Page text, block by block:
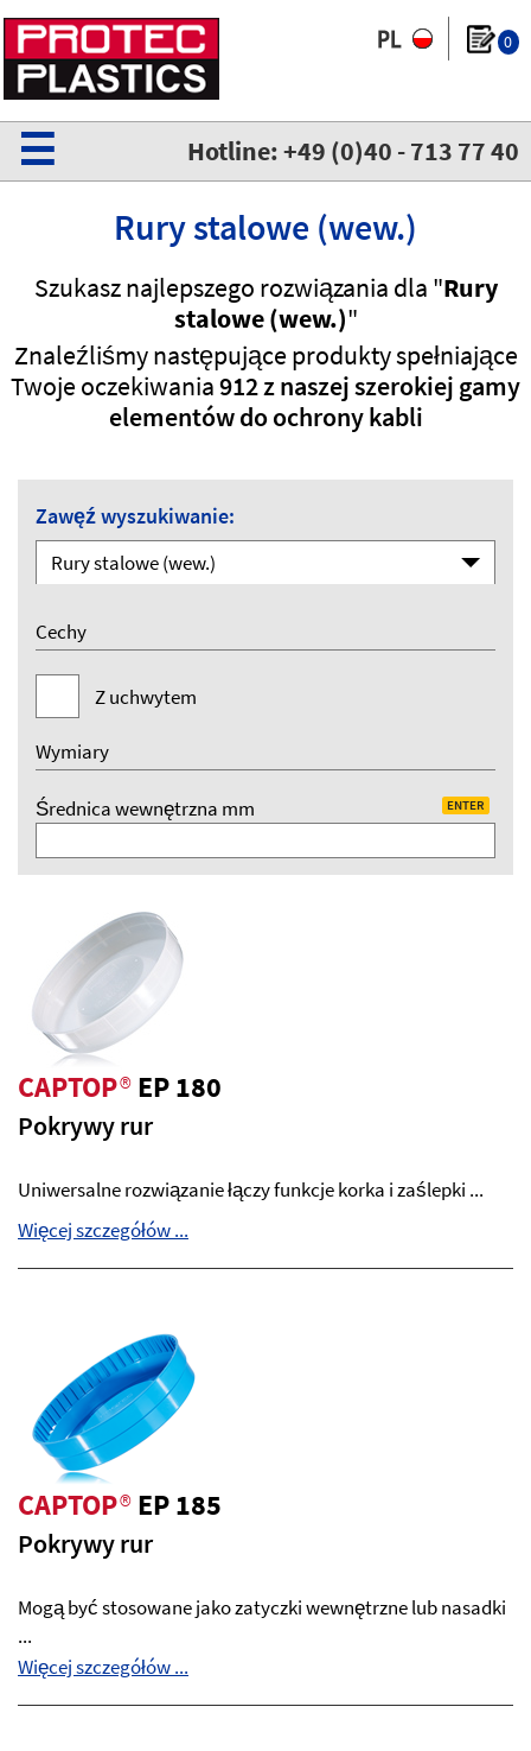
0
Hotline: +49 (0)40 - 713 77 40
☰
Rury stalowe (wew.)
Szukasz najlepszego rozwiązania dla "Rury
stalowe (wew.)"
Znaleźliśmy następujące produkty spełniające
Twoje oczekiwania912 z naszej szerokiej gamy
elementów do ochrony kabli
Zawęź wyszukiwanie:
Rury stalowe (wew.)
Cechy
Z uchwytem
Wymiary
Średnica wewnętrzna mm ENTER
CAPTOP®EP 180
Pokrywy rur
Uniwersalne rozwiązanie łączy funkcje korka i zaślepki ...
Więcej szczegółów ...
CAPTOP®EP 185
Pokrywy rur
Mogą być stosowane jako zatyczki wewnętrzne lub nasadki
...
Więcej szczegółów ...